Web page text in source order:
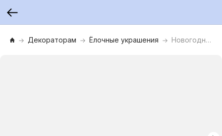
Декораторам Ёлочные украшения Новогоднее подвесное украшение